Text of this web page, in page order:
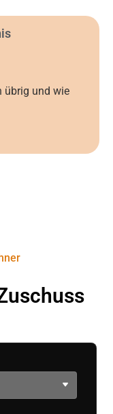
übrig und wie